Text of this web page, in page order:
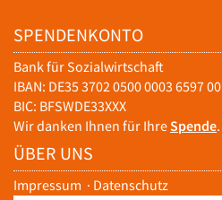
SPENDENKONTO
Bank für Sozialwirtschaft
IBAN: DE35 3702 0500 0003 6597 00
BIC: BFSWDE33XXX
Wir danken Ihnen für IhreSpende.
ÜBER UNS
Impressum · Datenschutz